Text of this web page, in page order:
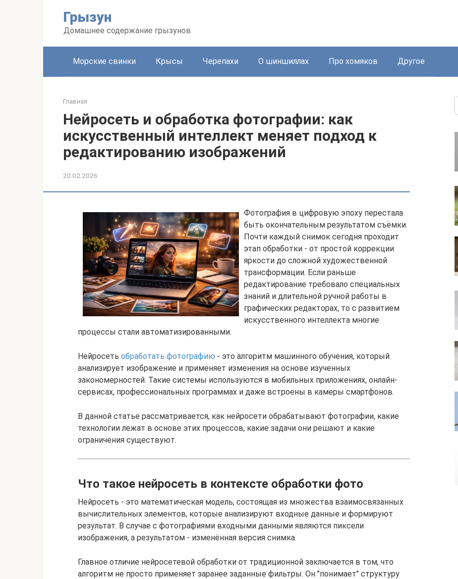
Грызун
Домашнее содержание грызунов
Морские свинки Крысы Черепахи О шиншиллах Про хомяков Другое
Главная
Нейросеть и обработка фотографии: как
искусственный интеллект меняет подход к
редактированию изображений
20.02.2026
Фотография в цифровую эпоху перестала
быть окончательным результатом съёмки.
Почти каждый снимок сегодня проходит
этап обработки - от простой коррекции
яркости до сложной художественной
трансформации. Если раньше
редактирование требовало специальных
знаний и длительной ручной работы в
графических редакторах, то с развитием
искусственного интеллекта многие
процессы стали автоматизированными.
Нейросеть обработать фотографию - это алгоритм машинного обучения, который
анализирует изображение и применяет изменения на основе изученных
закономерностей. Такие системы используются в мобильных приложениях, онлайн-
сервисах, профессиональных программах и даже встроены в камеры смартфонов.
В данной статье рассматривается, как нейросети обрабатывают фотографии, какие
технологии лежат в основе этих процессов, какие задачи они решают и какие
ограничения существуют.
Что такое нейросеть в контексте обработки фото
Нейросеть - это математическая модель, состоящая из множества взаимосвязанных
вычислительных элементов, которые анализируют входные данные и формируют
результат. В случае с фотографиями входными данными являются пиксели
изображения, а результатом - изменённая версия снимка.
Главное отличие нейросетевой обработки от традиционной заключается в том, что
алгоритм не просто применяет заранее заданные фильтры. Он "понимает" структуру